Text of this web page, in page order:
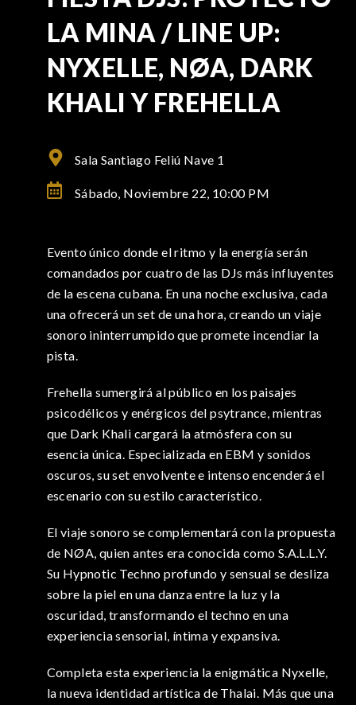
LA MINA / LINE UP:
NYXELLE, NØA, DARK
KHALI Y FREHELLA
Sala Santiago Feliú Nave 1
Sábado, Noviembre 22, 10:00 PM
Evento único donde el ritmo y la energía serán
comandados por cuatro de las DJs más influyentes
de la escena cubana. En una noche exclusiva, cada
una ofrecerá un set de una hora, creando un viaje
sonoro ininterrumpido que promete incendiar la
pista.
Frehella sumergirá al público en los paisajes
psicodélicos y enérgicos del psytrance, mientras
que Dark Khali cargará la atmósfera con su
esencia única. Especializada en EBM y sonidos
oscuros, su set envolvente e intenso encenderá el
escenario con su estilo característico.
El viaje sonoro se complementará con la propuesta
de NØA, quien antes era conocida como S.A.L.L.Y.
Su Hypnotic Techno profundo y sensual se desliza
sobre la piel en una danza entre la luz y la
oscuridad, transformando el techno en una
experiencia sensorial, íntima y expansiva.
Completa esta experiencia la enigmática Nyxelle,
la nueva identidad artística de Thalai. Más que una